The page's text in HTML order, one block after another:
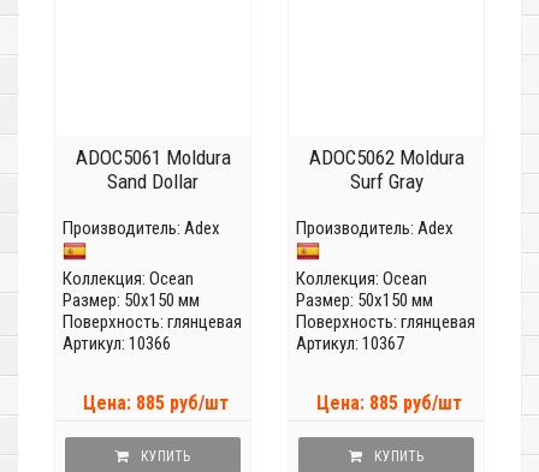
ADOC5061 Moldura
Sand Dollar
Производитель: Adex
Коллекция: Ocean
Размер: 50x150 мм
Поверхность: глянцевая
Артикул: 10366
Цена: 885 руб/шт
КУПИТЬ
ADOC5062 Moldura
Surf Gray
Производитель: Adex
Коллекция: Ocean
Размер: 50x150 мм
Поверхность: глянцевая
Артикул: 10367
Цена: 885 руб/шт
КУПИТЬ